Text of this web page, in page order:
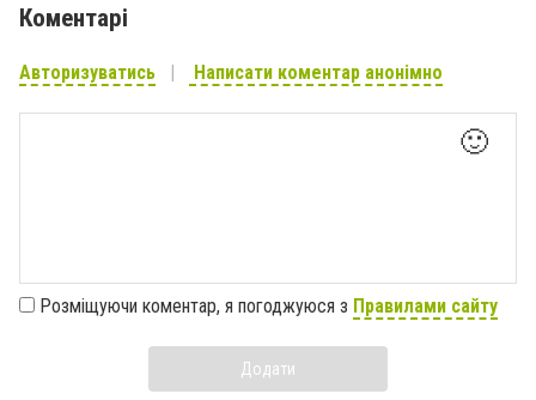
Коментарі
Авторизуватись Написати коментар анонімно
🙂
Розміщуючи коментар, я погоджуюся з Правилами сайту
Додати